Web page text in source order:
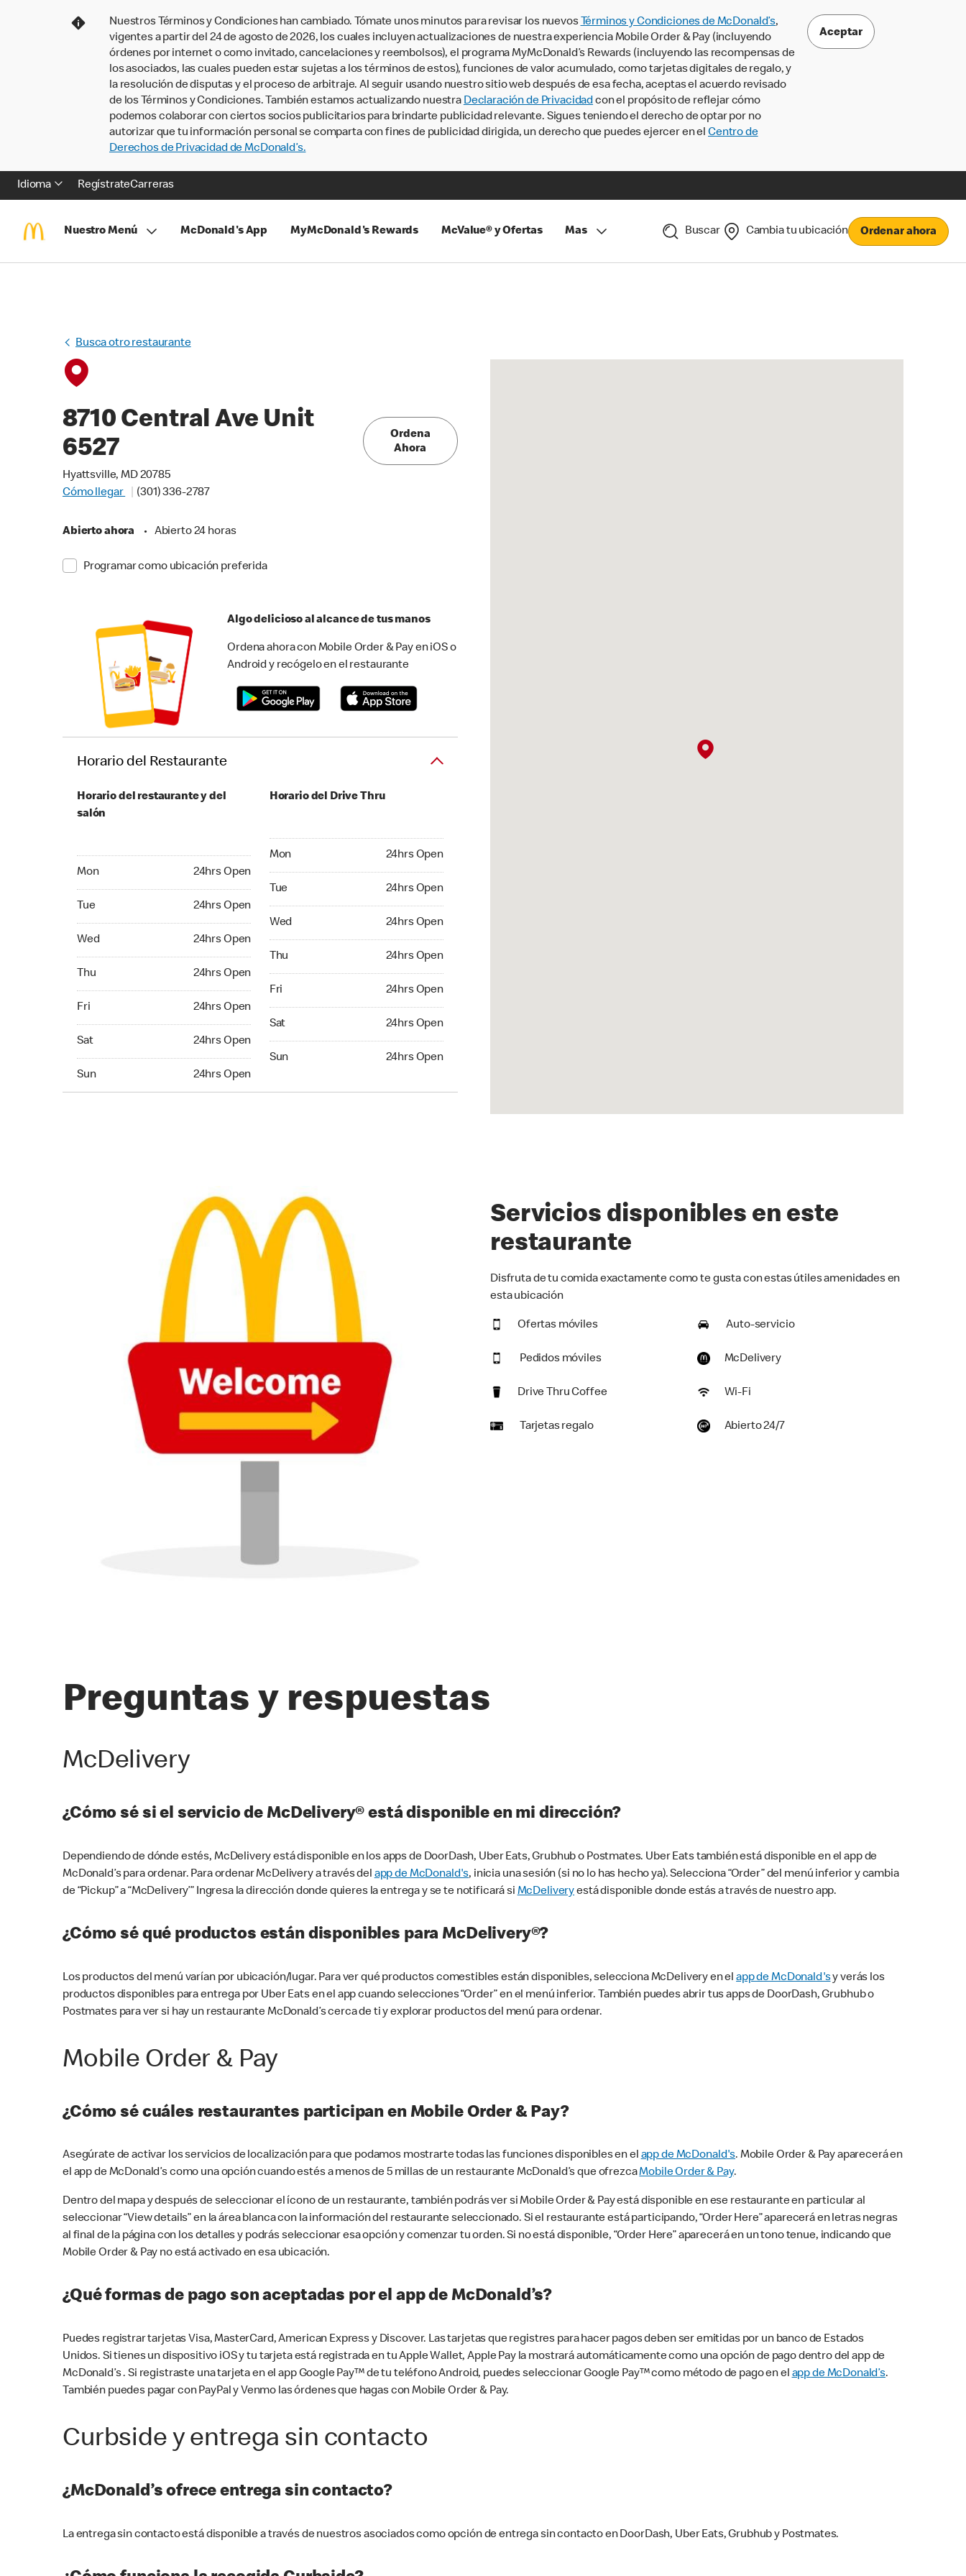
Nuestros Términos y Condiciones han cambiado. Tómate unos minutos para revisar los nuevos Términos y Condiciones de McDonald’s,
vigentes a partir del 24 de agosto de 2026, los cuales incluyen actualizaciones de nuestra experiencia Mobile Order & Pay (incluyendo
órdenes por internet o como invitado, cancelaciones y reembolsos), el programa MyMcDonald’s Rewards (incluyendo las recompensas de
los asociados, las cuales pueden estar sujetas a los términos de estos), funciones de valor acumulado, como tarjetas digitales de regalo, y
la resolución de disputas y el proceso de arbitraje. Al seguir usando nuestro sitio web después de esa fecha, aceptas el acuerdo revisado
de los Términos y Condiciones. También estamos actualizando nuestra Declaración de Privacidadcon el propósito de reflejar cómo
podemos colaborar con ciertos socios publicitarios para brindarte publicidad relevante. Sigues teniendo el derecho de optar por no
autorizar que tu información personal se comparta con fines de publicidad dirigida, un derecho que puedes ejercer en el Centro de
Derechos de Privacidad de McDonald’s.
Aceptar
Idioma RegístrateCarreras
Nuestro Menú McDonald's App MyMcDonald's Rewards McValue® y Ofertas Mas Buscar Cambia tu ubicación Ordenar ahora
Busca otro restaurante
8710 Central Ave Unit
6527
Hyattsville, MD 20785
Cómo llegar
(301) 336-2787
Abierto ahora • Abierto 24 horas
Programar como ubicación preferida
Ordena
Ahora
Algo delicioso al alcance de tus manos
Ordena ahora con Mobile Order & Pay en iOS o
Android y recógelo en el restaurante
Horario del Restaurante
Horario del restaurante y del
salón
Mon 24hrs Open
Tue 24hrs Open
Wed 24hrs Open
Thu 24hrs Open
Fri 24hrs Open
Sat 24hrs Open
Sun 24hrs Open
Horario del Drive Thru
Mon 24hrs Open
Tue 24hrs Open
Wed 24hrs Open
Thu 24hrs Open
Fri 24hrs Open
Sat 24hrs Open
Sun 24hrs Open
Servicios disponibles en este
restaurante
Disfruta de tu comida exactamente como te gusta con estas útiles amenidades en
esta ubicación
Ofertas móviles Auto-servicio
Pedidos móviles McDelivery
Drive Thru Coffee Wi-Fi
Tarjetas regalo Abierto 24/7
Preguntas y respuestas
McDelivery
¿Cómo sé si el servicio de McDelivery® está disponible en mi dirección?
Dependiendo de dónde estés, McDelivery está disponible en los apps de DoorDash, Uber Eats, Grubhub o Postmates. Uber Eats también está disponible en el app de
McDonald’s para ordenar. Para ordenar McDelivery a través del app de McDonald's, inicia una sesión (si no lo has hecho ya). Selecciona “Order” del menú inferior y cambia
de “Pickup” a “McDelivery’” Ingresa la dirección donde quieres la entrega y se te notificará si McDeliveryestá disponible donde estás a través de nuestro app.
¿Cómo sé qué productos están disponibles para McDelivery®?
Los productos del menú varían por ubicación/lugar. Para ver qué productos comestibles están disponibles, selecciona McDelivery en elapp de McDonald'sy verás los
productos disponibles para entrega por Uber Eats en el app cuando selecciones “Order” en el menú inferior. También puedes abrir tus apps de DoorDash, Grubhub o
Postmates para ver si hay un restaurante McDonald’s cerca de ti y explorar productos del menú para ordenar.
Mobile Order & Pay
¿Cómo sé cuáles restaurantes participan en Mobile Order & Pay?
Asegúrate de activar los servicios de localización para que podamos mostrarte todas las funciones disponibles en elapp de McDonald's. Mobile Order & Pay aparecerá en
el app de McDonald’s como una opción cuando estés a menos de 5 millas de un restaurante McDonald’s que ofrezcaMobile Order & Pay.
Dentro del mapa y después de seleccionar el ícono de un restaurante, también podrás ver si Mobile Order & Pay está disponible en ese restaurante en particular al
seleccionar “View details” en la área blanca con la información del restaurante seleccionado. Si el restaurante está participando, “Order Here” aparecerá en letras negras
al final de la página con los detalles y podrás seleccionar esa opción y comenzar tu orden. Si no está disponible, “Order Here” aparecerá en un tono tenue, indicando que
Mobile Order & Pay no está activado en esa ubicación.
¿Qué formas de pago son aceptadas por el app de McDonald’s?
Puedes registrar tarjetas Visa, MasterCard, American Express y Discover. Las tarjetas que registres para hacer pagos deben ser emitidas por un banco de Estados
Unidos. Si tienes un dispositivo iOS y tu tarjeta está registrada en tu Apple Wallet, Apple Pay la mostrará automáticamente como una opción de pago dentro del app de
McDonald’s . Si registraste una tarjeta en el app Google Pay™ de tu teléfono Android, puedes seleccionar Google Pay™ como método de pago en elapp de McDonald’s.
También puedes pagar con PayPal y Venmo las órdenes que hagas con Mobile Order & Pay.
Curbside y entrega sin contacto
¿McDonald’s ofrece entrega sin contacto?
La entrega sin contacto está disponible a través de nuestros asociados como opción de entrega sin contacto en DoorDash, Uber Eats, Grubhub y Postmates.